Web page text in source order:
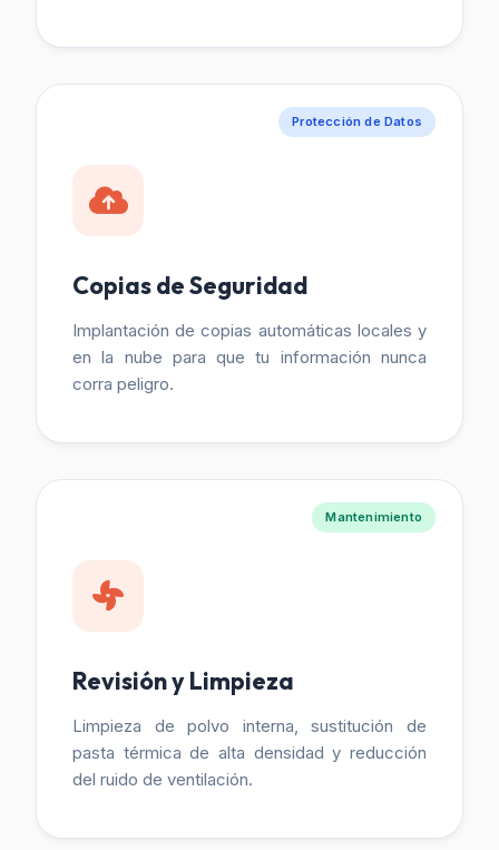
Protección de Datos
Copias de Seguridad
Implantación de copias automáticas locales y
en la nube para que tu información nunca
corra peligro.
Mantenimiento
Revisión y Limpieza
Limpieza de polvo interna, sustitución de
pasta térmica de alta densidad y reducción
del ruido de ventilación.